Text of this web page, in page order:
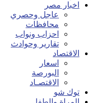
اخبار مصر
عاجل وحصري
محافظات
احزاب ونواب
تقارير وحوادث
الاقتصاد
اسعار
البورصة
الاقتصـاد
توك شو